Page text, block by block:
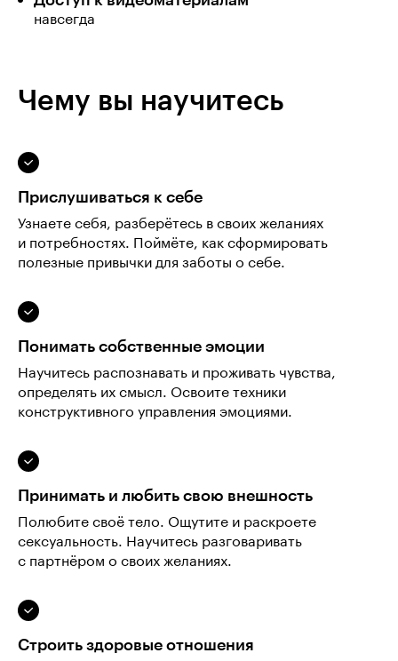
навсегда
Чему вы научитесь
Прислушиваться к себе
Узнаете себя, разберётесь в своих желаниях
и потребностях. Поймёте, как сформировать
полезные привычки для заботы о себе.
Понимать собственные эмоции
Научитесь распознавать и проживать чувства,
определять их смысл. Освоите техники
конструктивного управления эмоциями.
Принимать и любить свою внешность
Полюбите своё тело. Ощутите и раскроете
сексуальность. Научитесь разговаривать
с партнёром о своих желаниях.
Строить здоровые отношения